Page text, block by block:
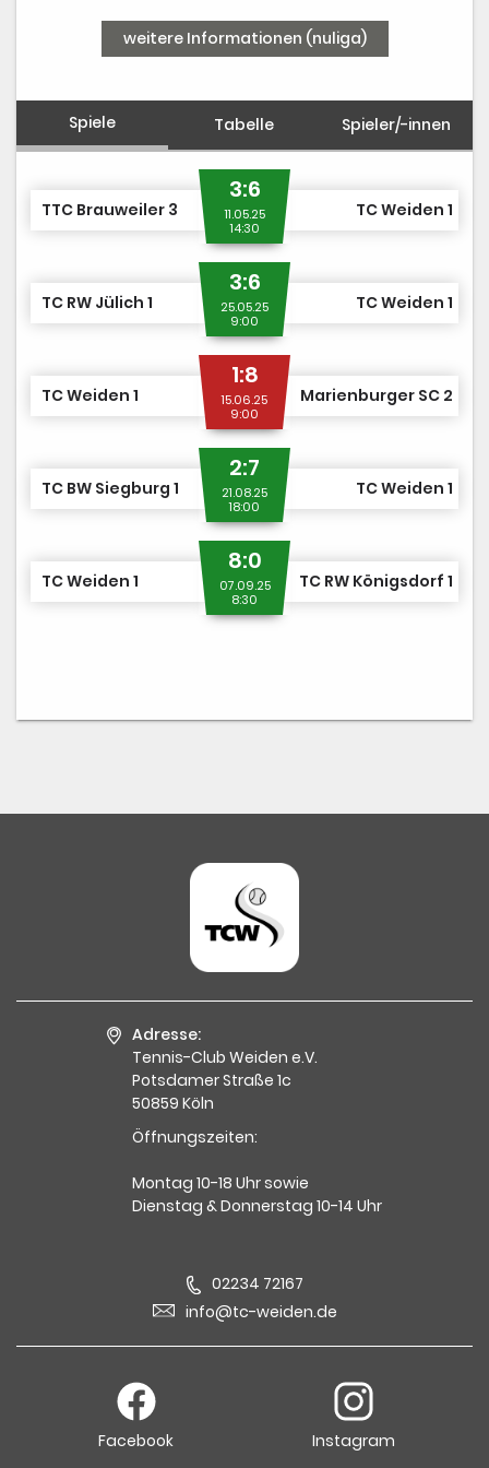
weitere Informationen (nuliga)
Spiele Tabelle Spieler/-innen
TTC Brauweiler 3
3:6
11.05.25
14:30
TC Weiden 1
TC RW Jülich 1
3:6
25.05.25
9:00
TC Weiden 1
TC Weiden 1
1:8
15.06.25
9:00
Marienburger SC 2
TC BW Siegburg 1
2:7
21.08.25
18:00
TC Weiden 1
TC Weiden 1
8:0
07.09.25
8:30
TC RW Königsdorf 1
Adresse:
Tennis-Club Weiden e.V.
Potsdamer Straße 1c
50859 Köln
Öffnungszeiten:
Montag 10-18 Uhr sowie
Dienstag & Donnerstag 10-14 Uhr
02234 72167
info@tc-weiden.de
Facebook Instagram